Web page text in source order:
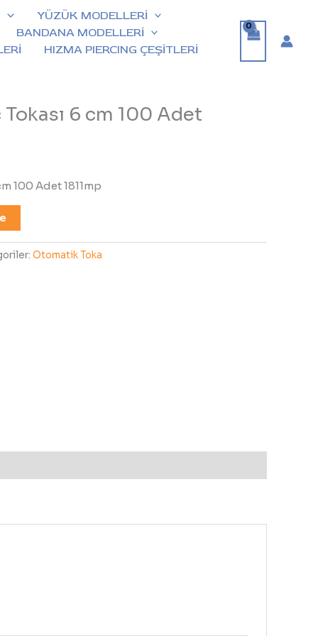
YÜZÜK MODELLERİ
BANDANA MODELLERİ
HIZMA PIERCING ÇEŞİTLERİ
6 cm 100 Adet
100 Adet 1811mp
Otomatik Toka